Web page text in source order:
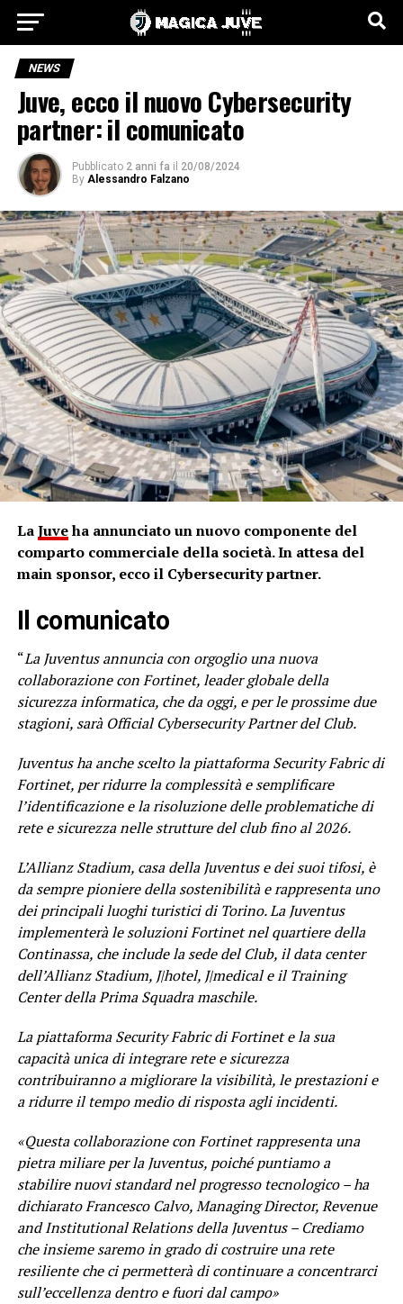
NEWS
Juve, ecco il nuovo Cybersecurity
partner: il comunicato
Pubblicato 2 anni fa il 20/08/2024
By Alessandro Falzano
LaJuveha annunciato un nuovo componente del
comparto commerciale della società. In attesa del
main sponsor, ecco il Cybersecurity partner.
Il comunicato
“La Juventus annuncia con orgoglio una nuova
collaborazione con Fortinet, leader globale della
sicurezza informatica, che da oggi, e per le prossime due
stagioni, sarà Official Cybersecurity Partner del Club.
Juventus ha anche scelto la piattaforma Security Fabric di
Fortinet, per ridurre la complessità e semplificare
l’identificazione e la risoluzione delle problematiche di
rete e sicurezza nelle strutture del club fino al 2026.
L’Allianz Stadium, casa della Juventus e dei suoi tifosi, è
da sempre pioniere della sostenibilità e rappresenta uno
dei principali luoghi turistici di Torino. La Juventus
implementerà le soluzioni Fortinet nel quartiere della
Continassa, che include la sede del Club, il data center
dell’Allianz Stadium, J|hotel, J|medical e il Training
Center della Prima Squadra maschile.
La piattaforma Security Fabric di Fortinet e la sua
capacità unica di integrare rete e sicurezza
contribuiranno a migliorare la visibilità, le prestazioni e
a ridurre il tempo medio di risposta agli incidenti.
«Questa collaborazione con Fortinet rappresenta una
pietra miliare per la Juventus, poiché puntiamo a
stabilire nuovi standard nel progresso tecnologico – ha
dichiarato Francesco Calvo, Managing Director, Revenue
and Institutional Relations della Juventus – Crediamo
che insieme saremo in grado di costruire una rete
resiliente che ci permetterà di continuare a concentrarci
sull’eccellenza dentro e fuori dal campo»